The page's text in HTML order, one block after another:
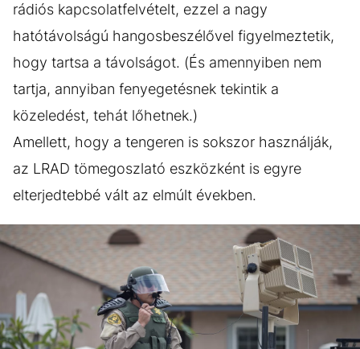
rádiós kapcsolatfelvételt, ezzel a nagy
hatótávolságú hangosbeszélővel figyelmeztetik,
hogy tartsa a távolságot. (És amennyiben nem
tartja, annyiban fenyegetésnek tekintik a
közeledést, tehát lőhetnek.)
Amellett, hogy a tengeren is sokszor használják,
az LRAD tömegoszlató eszközként is egyre
elterjedtebbé vált az elmúlt években.